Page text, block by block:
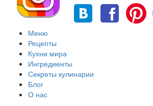
Меню
Рецепты
Кухни мира
Ингредиенты
Секреты кулинарии
Блог
О нас